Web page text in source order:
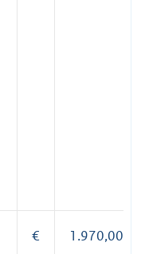
€ 1.970,00